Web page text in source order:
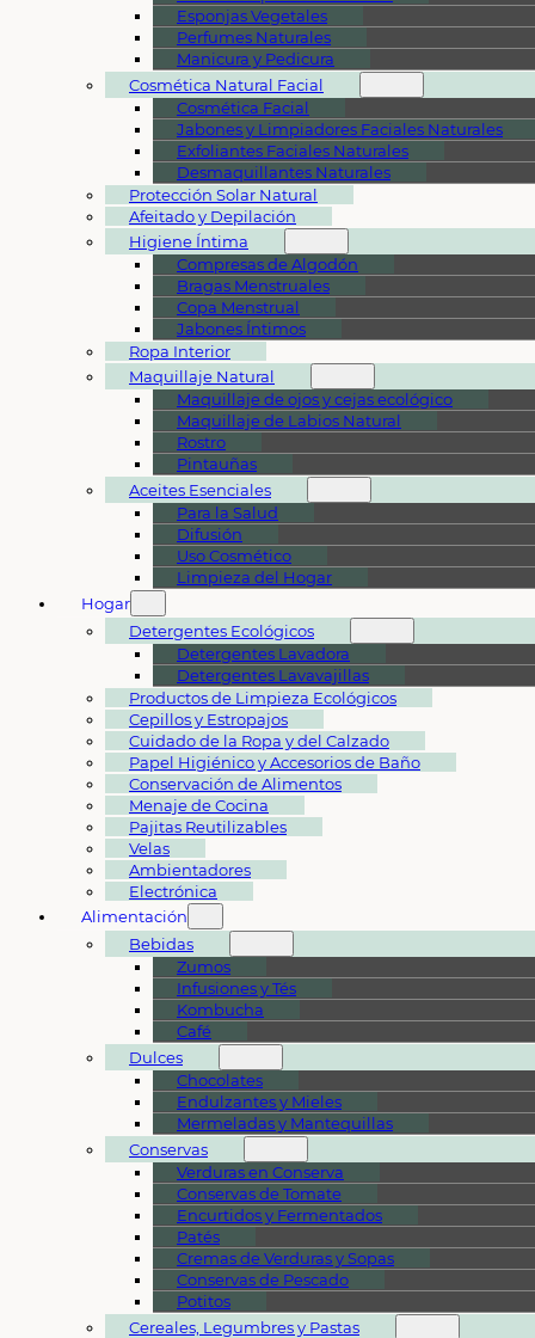
Esponjas Vegetales
Perfumes Naturales
Manicura y Pedicura
Cosmética Natural Facial
Cosmética Facial
Jabones y Limpiadores Faciales Naturales
Exfoliantes Faciales Naturales
Desmaquillantes Naturales
Protección Solar Natural
Afeitado y Depilación
Higiene Íntima
Compresas de Algodón
Bragas Menstruales
Copa Menstrual
Jabones Íntimos
Ropa Interior
Maquillaje Natural
Maquillaje de ojos y cejas ecológico
Maquillaje de Labios Natural
Rostro
Pintauñas
Aceites Esenciales
Para la Salud
Difusión
Uso Cosmético
Limpieza del Hogar
Hogar
Detergentes Ecológicos
Detergentes Lavadora
Detergentes Lavavajillas
Productos de Limpieza Ecológicos
Cepillos y Estropajos
Cuidado de la Ropa y del Calzado
Papel Higiénico y Accesorios de Baño
Conservación de Alimentos
Menaje de Cocina
Pajitas Reutilizables
Velas
Ambientadores
Electrónica
Alimentación
Bebidas
Zumos
Infusiones y Tés
Kombucha
Café
Dulces
Chocolates
Endulzantes y Mieles
Mermeladas y Mantequillas
Conservas
Verduras en Conserva
Conservas de Tomate
Encurtidos y Fermentados
Patés
Cremas de Verduras y Sopas
Conservas de Pescado
Potitos
Cereales, Legumbres y Pastas